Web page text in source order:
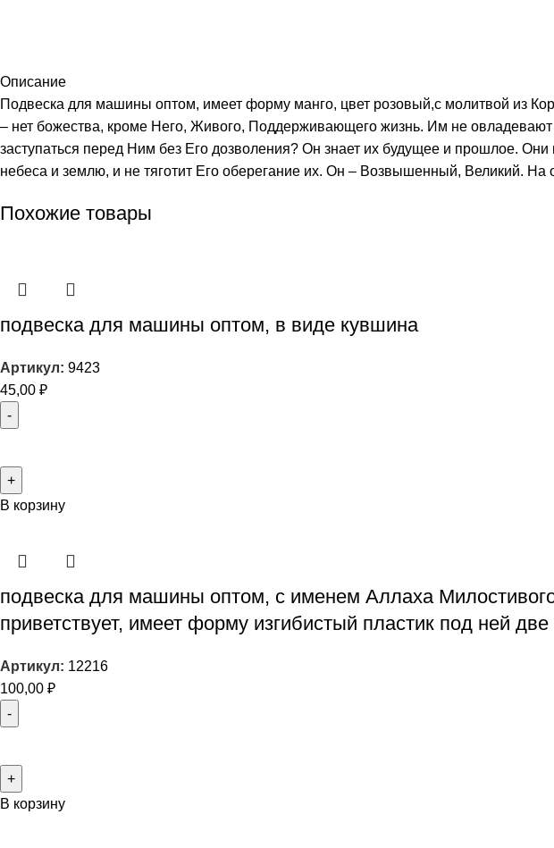
Описание
Подвеска для машины оптом, имеет форму манго, цвет розовый,с молитвой из
– нет божества, кроме Него, Живого, Поддерживающего жизнь. Им не овладевают
заступаться перед Ним без Его дозволения? Он знает их будущее и прошлое.
небеса и землю, и не тяготит Его оберегание их. Он – Возвышенный, Великий.
Похожие товары
подвеска для машины оптом, в виде кувшина
Артикул: 9423
45,00 ₽
В корзину
подвеска для машины оптом, с именем Аллаха
приветствует, имеет форму изгибистый пластик под ней
Артикул: 12216
100,00 ₽
В корзину